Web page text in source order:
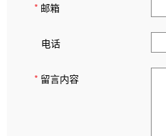
* 邮箱
电话
* 留言内容